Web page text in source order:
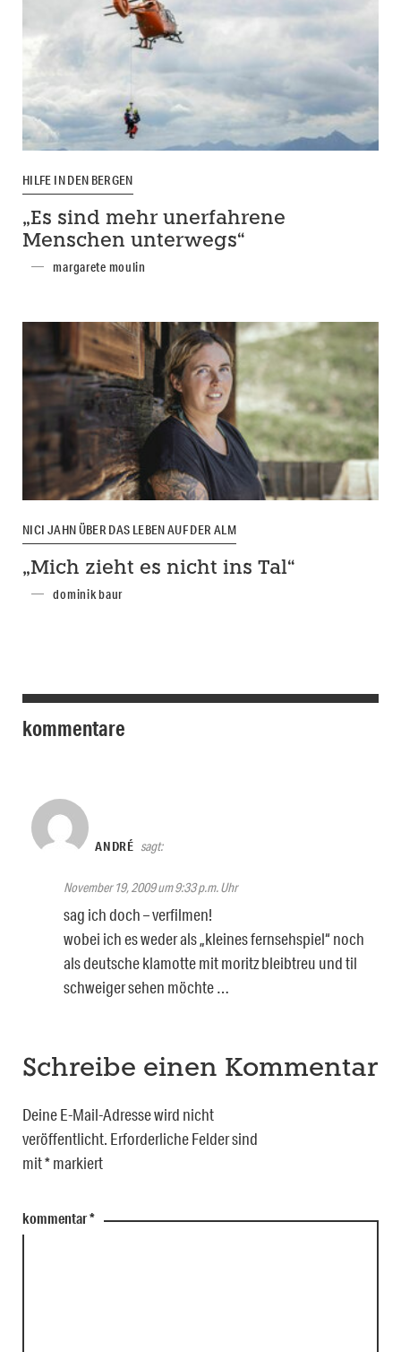
HILFE IN DEN BERGEN
„Es sind mehr unerfahrene
Menschen unterwegs“
margarete moulin
NICI JAHN ÜBER DAS LEBEN AUF DER ALM
„Mich zieht es nicht ins Tal“
dominik baur
kommentare
ANDRÉ sagt:
November 19, 2009 um 9:33 p.m. Uhr
sag ich doch – verfilmen!
wobei ich es weder als „kleines fernsehspiel“ noch
als deutsche klamotte mit moritz bleibtreu und til
schweiger sehen möchte …
Schreibe einen Kommentar
Deine E-Mail-Adresse wird nicht
veröffentlicht. Erforderliche Felder sind
mit*markiert
kommentar*